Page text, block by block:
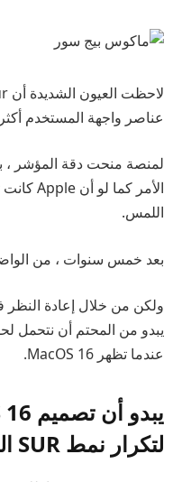
عناصر واجهة المستخدم
لمنصة منحت دقة المؤشر ،
اللمس.
بعد خمس سنوات ، من
عندما تظهر MacOS 16.
لتكرار نمط SUR الكبير